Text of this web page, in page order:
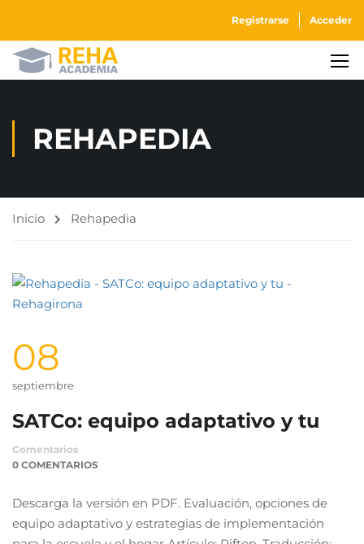
Registrarse Acceder
REHAPEDIA
Inicio Rehapedia
08
septiembre
SATCo: equipo adaptativo y tu
Comentarios
0 COMENTARIOS
Descarga la versión en PDF. Evaluación, opciones de
equipo adaptativo y estrategias de implementación